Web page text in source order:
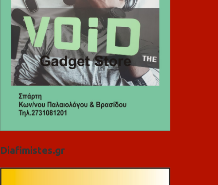
Diafimistes.gr